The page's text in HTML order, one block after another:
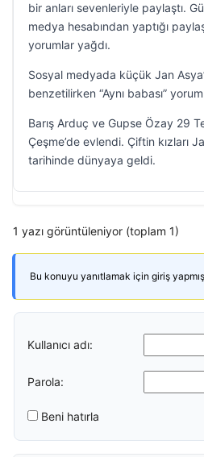
bir anları sevenleriyle paylaştı.
medya hesabından yaptığı
yorumlar yağdı.
Sosyal medyada küçük Jan
benzetilirken “Aynı babası”
Barış Arduç ve Gupse Özay 29
Çeşme’de evlendi. Çiftin kızları
tarihinde dünyaya geldi.
1 yazı görüntüleniyor (toplam 1)
Bu konuyu yanıtlamak için giriş yapmış
Kullanıcı adı:
Parola:
Beni hatırla